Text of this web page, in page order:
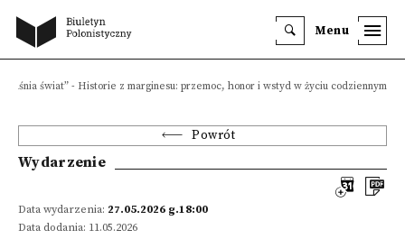
Menu
świat” - Historie z marginesu: przemoc, honor i wstyd w życiu codziennym
Powrót
Wydarzenie
Data wydarzenia: 27.05.2026 g.18:00
Data dodania: 11.05.2026